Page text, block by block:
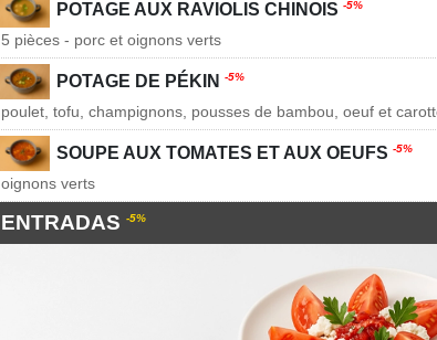
POTAGE AUX RAVIOLIS CHINOIS -5%
5 pièces - porc et oignons verts
POTAGE DE PÉKIN -5%
poulet, tofu, champignons, pousses de bambou, oeuf et
SOUPE AUX TOMATES ET AUX OEUFS -5%
oignons verts
ENTRADAS -5%